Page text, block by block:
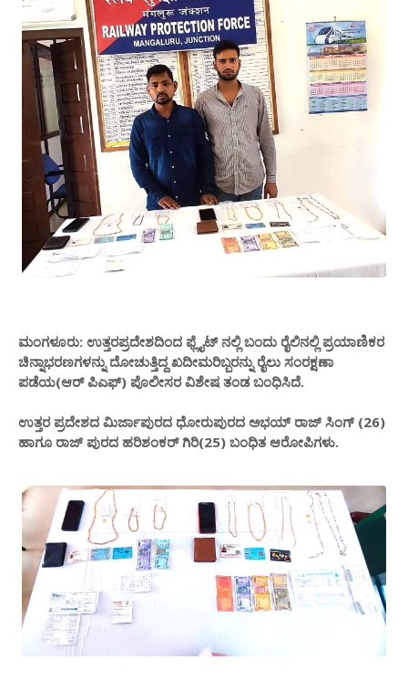
ಮಂಗಳೂರು: ಉತ್ತರಪ್ರದೇಶದಿಂದ ಫ್ಲೈಟ್ ನಲ್ಲಿ ಬಂದು ರೈಲಿನಲ್ಲಿ ಪ್ರಯಾಣಿಕರ
ಚಿನ್ನಾಭರಣಗಳನ್ನು ದೋಚುತ್ತಿದ್ದ ಖದೀಮರಿಬ್ಬರನ್ನು ರೈಲು ಸಂರಕ್ಷಣಾ
ಪಡೆಯ(ಆರ್ ಪಿಎಫ್) ಪೊಲೀಸರ ವಿಶೇಷ ತಂಡ ಬಂಧಿಸಿದೆ.
ಉತ್ತರ ಪ್ರದೇಶದ ಮಿರ್ಜಾಪುರದ ಧೋರುಪುರದ ಅಭಯ್ ರಾಜ್ ಸಿಂಗ್ (26)
ಹಾಗೂ ರಾಜ್ ಪುರದ ಹರಿಶಂಕರ್ ಗಿರಿ(25) ಬಂಧಿತ ಆರೋಪಿಗಳು.